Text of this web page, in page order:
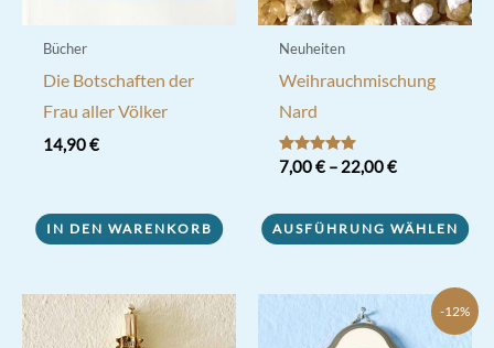
Bücher
Die Botschaften der
Frau aller Völker
14,90€
IN DEN WARENKORB
Neuheiten
Weihrauchmischung
Nard
Bewertet mit
5.00
7,00€– 22,00€
AUSFÜHRUNG WÄHLEN
Produkt
mehrere
Varianten
-12%